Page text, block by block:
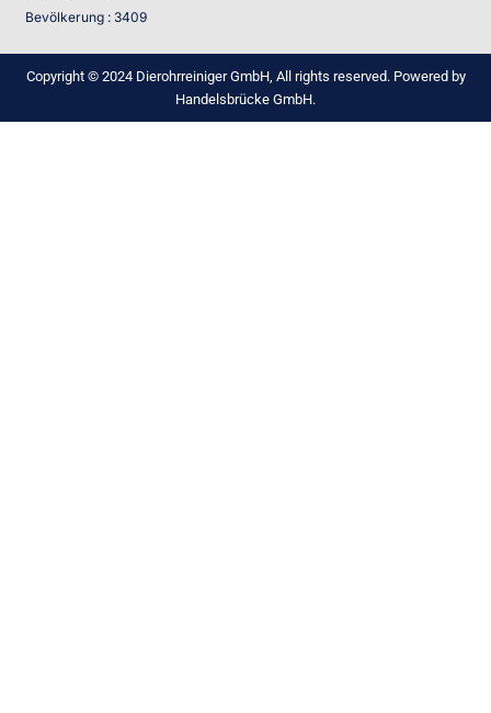
Bevölkerung : 3409
Copyright © 2024 Dierohrreiniger GmbH, All rights reserved. Powered by
Handelsbrücke GmbH.